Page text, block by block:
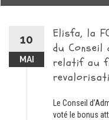
contenu10
MAI
Elisfa, la
du Conseil
relatif au
Le Conseil
voté le bonus